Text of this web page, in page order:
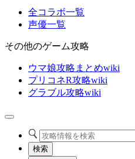
全コラボ一覧
声優一覧
その他のゲーム攻略
ウマ娘攻略まとめwiki
プリコネR攻略wiki
グラブル攻略wiki
検索